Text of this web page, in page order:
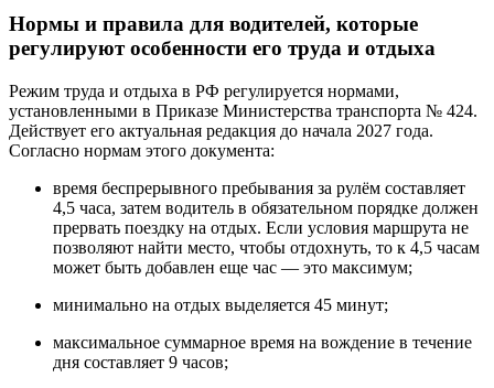
Нормы и правила для водителей, которые
регулируют особенности его труда и отдыха
Режим труда и отдыха в РФ регулируется нормами,
установленными в Приказе Министерства транспорта № 424.
Действует его актуальная редакция до начала 2027 года.
Согласно нормам этого документа:
время беспрерывного пребывания за рулём составляет
4,5 часа, затем водитель в обязательном порядке должен
прервать поездку на отдых. Если условия маршрута не
позволяют найти место, чтобы отдохнуть, то к 4,5 часам
может быть добавлен еще час — это максимум;
минимально на отдых выделяется 45 минут;
максимальное суммарное время на вождение в течение
дня составляет 9 часов;